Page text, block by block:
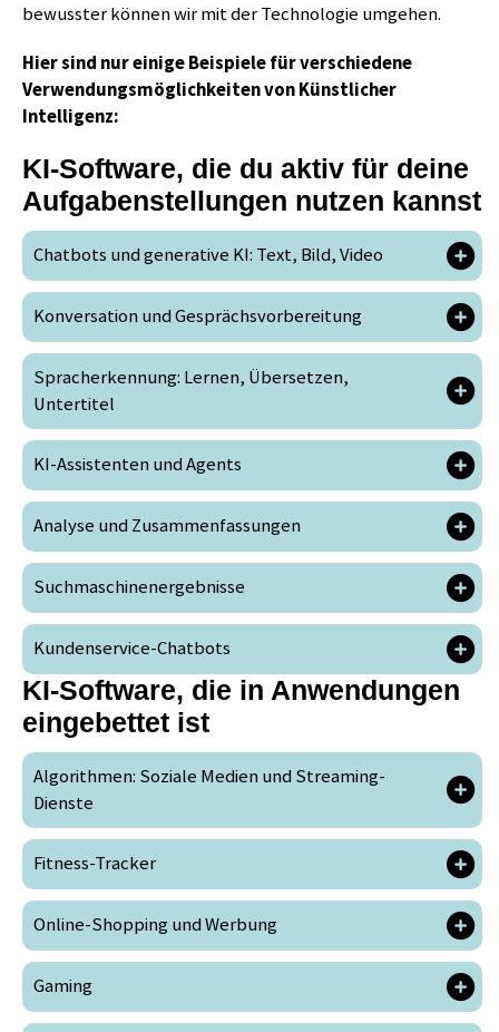
bewusster können wir mit der Technologie umgehen.
Hier sind nur einige Beispiele für verschiedene
Verwendungsmöglichkeiten von Künstlicher
Intelligenz:
KI-Software, die du aktiv für deine
Aufgabenstellungen nutzen kannst
Chatbots und generative KI: Text, Bild, Video
Konversation und Gesprächsvorbereitung
Spracherkennung: Lernen, Übersetzen,
Untertitel
KI-Assistenten und Agents
Analyse und Zusammenfassungen
Suchmaschinenergebnisse
Kundenservice-Chatbots
KI-Software, die in Anwendungen
eingebettet ist
Algorithmen: Soziale Medien und Streaming-
Dienste
Fitness-Tracker
Online-Shopping und Werbung
Gaming